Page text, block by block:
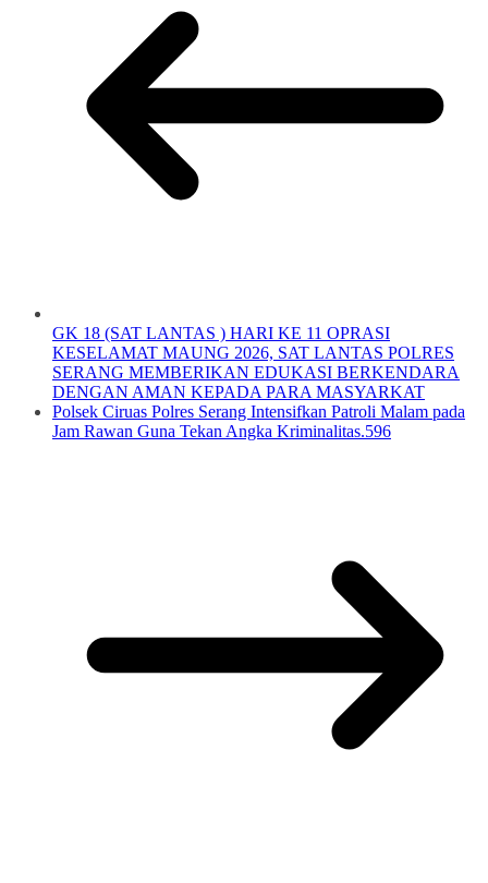
GK 18 (SAT LANTAS ) HARI KE 11 OPRASI
KESELAMAT MAUNG 2026, SAT LANTAS POLRES
SERANG MEMBERIKAN EDUKASI BERKENDARA
DENGAN AMAN KEPADA PARA MASYARKAT
Polsek Ciruas Polres Serang Intensifkan Patroli Malam pada
Jam Rawan Guna Tekan Angka Kriminalitas.596